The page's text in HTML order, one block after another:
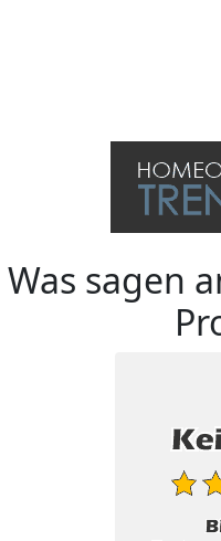
Was sagen